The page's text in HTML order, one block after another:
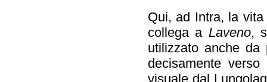
Qui, ad Intra, la
collega a Laveno,
utilizzato anche
decisamente
visuale dal